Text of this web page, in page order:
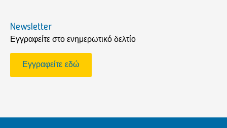
Newsletter
Εγγραφείτε στο ενημερωτικό δελτίο
Εγγραφείτε εδώ